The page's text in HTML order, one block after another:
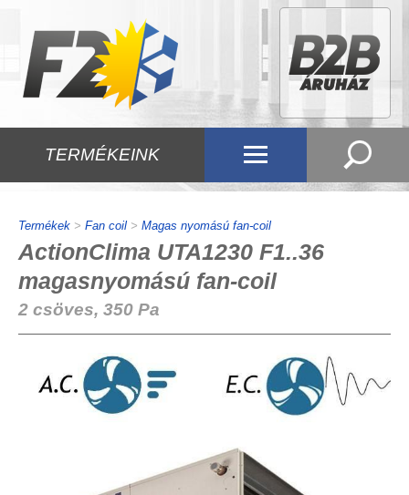
TERMÉKEINK
Termékek > Fan coil > Magas nyomású fan-coil
ActionClima UTA1230 F1..36
magasnyomású fan-coil
2 csöves, 350 Pa